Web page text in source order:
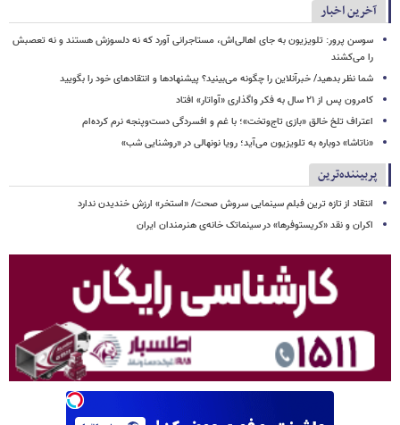
آخرین اخبار
سوسن پرور: تلویزیون به جای اهالی‌اش، مستاجرانی آورد که نه دلسوزش هستند و نه تعصبش
را می‌کشند
شما نظر بدهید/ خبرآنلاین را چگونه می‌بینید؟ پیشنهادها و انتقادهای خود را بگویید
کامرون پس از ۲۱ سال به فکر واگذاری «آواتار» افتاد
اعتراف تلخ خالق «بازی تاج‌وتخت»؛ با غم و افسردگی دست‌وپنجه نرم کرده‌ام
«ناتاشا» دوباره به تلویزیون می‌آید؛ رویا نونهالی در «روشنایی شب»
پربیننده‌ترین
انتقاد از تازه ترین فبلم سینمایی سروش صحت/ «استخر» ارزش خندیدن ندارد
اکران و نقد «کریستوفرها» در سینماتک خانه‌ی هنرمندان ایران